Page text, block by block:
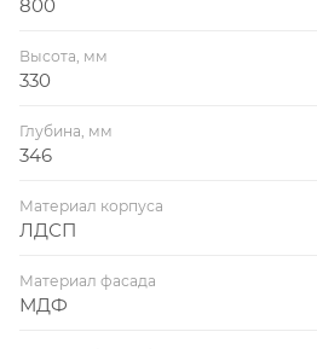
800
Высота, мм
330
Глубина, мм
346
Материал корпуса
ЛДСП
Материал фасада
МДФ